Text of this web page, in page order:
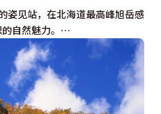
姿见站，在北海道最高峰旭岳感
的自然魅力。…